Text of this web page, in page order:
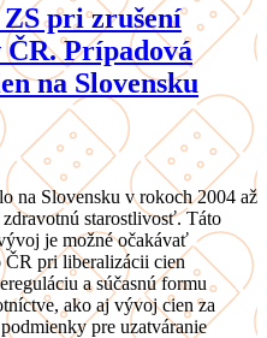
pri zrušení
Prípadová
na Slovensku
na Slovensku v rokoch 2004 až
starostlivosť. Táto
je možné očakávať
ČR pri liberalizácii cien
a súčasnú formu
ako aj vývoj cien za
pre uzatváranie